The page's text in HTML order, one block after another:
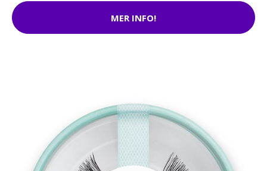
MER INFO!